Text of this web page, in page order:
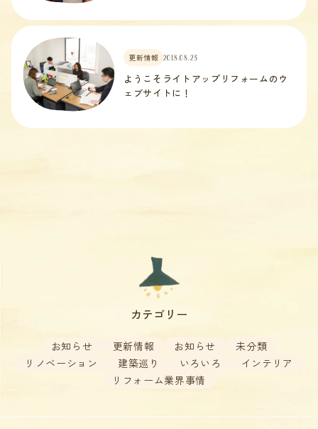
更新情報 2018.08.23
ようこそライトアップリフォームのウ
ェブサイトに！
カテゴリー
お知らせ 更新情報 お知らせ
未分類
リノベーション
建築巡り いろいろ
インテリア
リフォーム業界事情